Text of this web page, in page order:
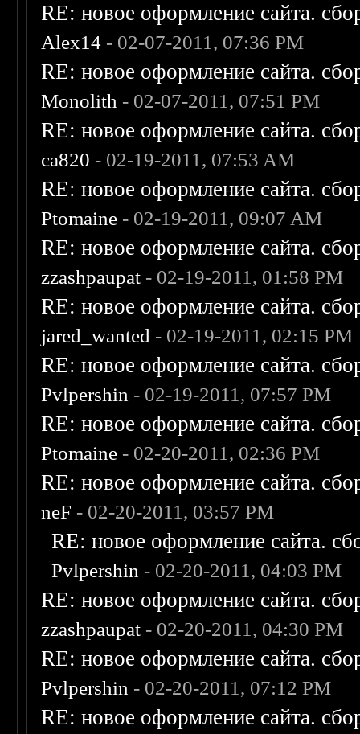
RE: новое оформление сайта.
Alex14 - 02-07-2011, 07:36 PM
RE: новое оформление сайта.
Monolith - 02-07-2011, 07:51 PM
RE: новое оформление сайта.
ca820 - 02-19-2011, 07:53 AM
RE: новое оформление сайта.
Ptomaine - 02-19-2011, 09:07 AM
RE: новое оформление сайта.
zzashpaupat - 02-19-2011, 01:58 PM
RE: новое оформление сайта.
jared_wanted - 02-19-2011, 02:15 PM
RE: новое оформление сайта.
Pvlpershin - 02-19-2011, 07:57 PM
RE: новое оформление сайта.
Ptomaine - 02-20-2011, 02:36 PM
RE: новое оформление сайта.
neF - 02-20-2011, 03:57 PM
RE: новое оформление сайта.
Pvlpershin - 02-20-2011, 04:03 PM
RE: новое оформление сайта.
zzashpaupat - 02-20-2011, 04:30 PM
RE: новое оформление сайта.
Pvlpershin - 02-20-2011, 07:12 PM
RE: новое оформление сайта.